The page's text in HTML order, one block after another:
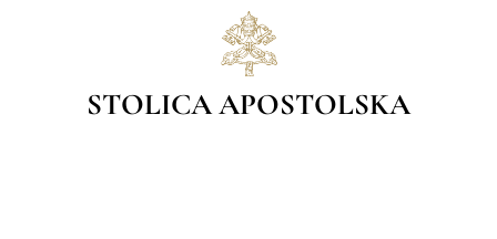
STOLICA APOSTOLSKA